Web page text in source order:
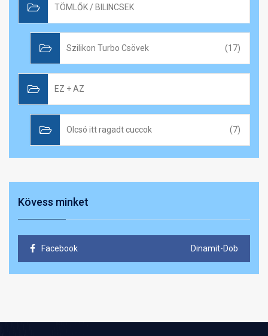
TÖMLŐK / BILINCSEK
Szilikon Turbo Csövek (17)
EZ + AZ
Olcsó itt ragadt cuccok (7)
Kövess minket
Facebook Dinamit-Dob